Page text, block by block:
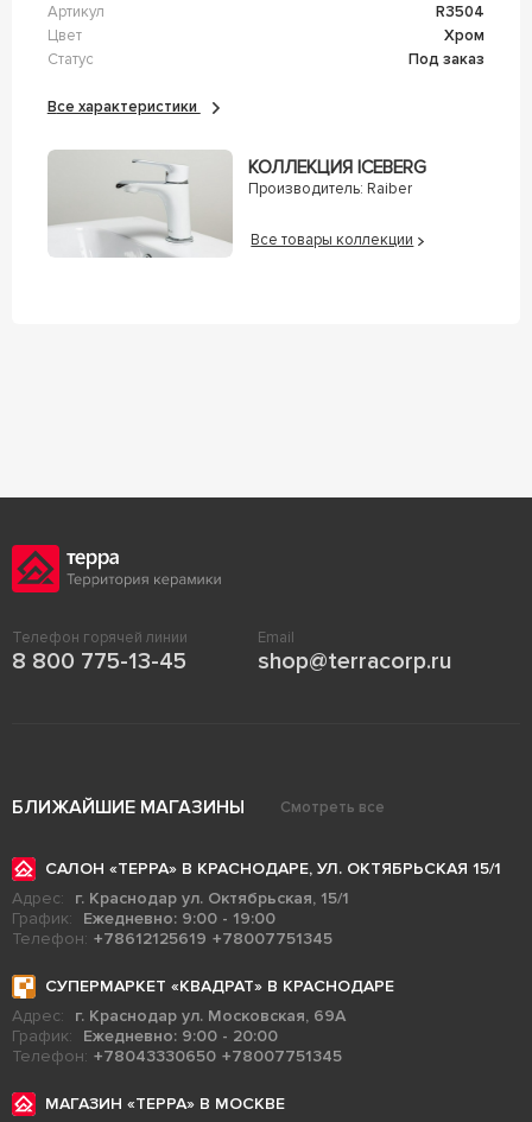
Артикул
R3504
Цвет
Хром
Статус
Под заказ
Все характеристики
КОЛЛЕКЦИЯ ICEBERG
Производитель: Raiber
Все товары коллекции
Телефон горячей линии
8 800 775-13-45
Email
shop@terracorp.ru
БЛИЖАЙШИЕ МАГАЗИНЫ Смотреть все
САЛОН «ТЕРРА» В КРАСНОДАРЕ, УЛ. ОКТЯБРЬСКАЯ 15/1
Адрес:
г. Краснодар ул. Октябрьская, 15/1
График:
Ежедневно: 9:00 - 19:00
Телефон: +78612125619 +78007751345
СУПЕРМАРКЕТ «КВАДРАТ» В КРАСНОДАРЕ
Адрес:
г. Краснодар ул. Московская, 69А
График:
Ежедневно: 9:00 - 20:00
Телефон: +78043330650 +78007751345
МАГАЗИН «ТЕРРА» В МОСКВЕ